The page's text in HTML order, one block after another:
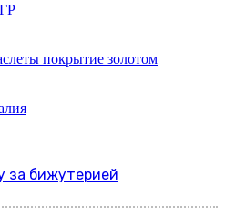
покрытие золотом
за бижутерией